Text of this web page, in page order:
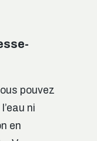
pouvez
ni
en